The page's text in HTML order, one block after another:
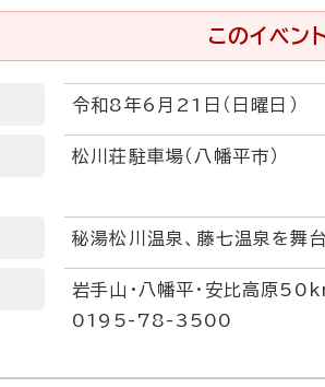
このイベン
令和8年6月21日（日曜日）
松川荘駐車場（八幡平市）
秘湯松川温泉、藤七温泉を舞台
岩手山・八幡平・安比高原
0195-78-3500